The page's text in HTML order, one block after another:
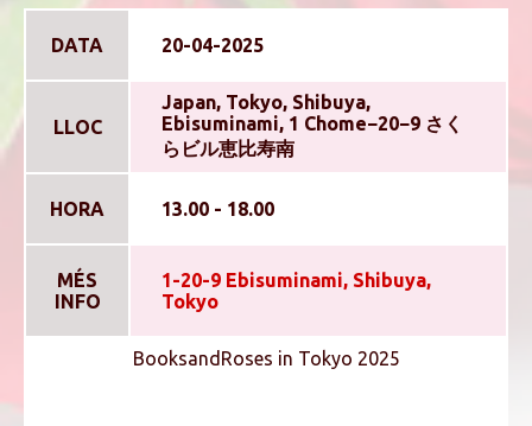
DATA 20-04-2025
LLOC
Japan, Tokyo, Shibuya,
Ebisuminami, 1 Chome−20−9 さく
らビル恵比寿南
HORA 13.00 - 18.00
MÉS
INFO
1-20-9 Ebisuminami, Shibuya,
Tokyo
BooksandRoses in Tokyo 2025